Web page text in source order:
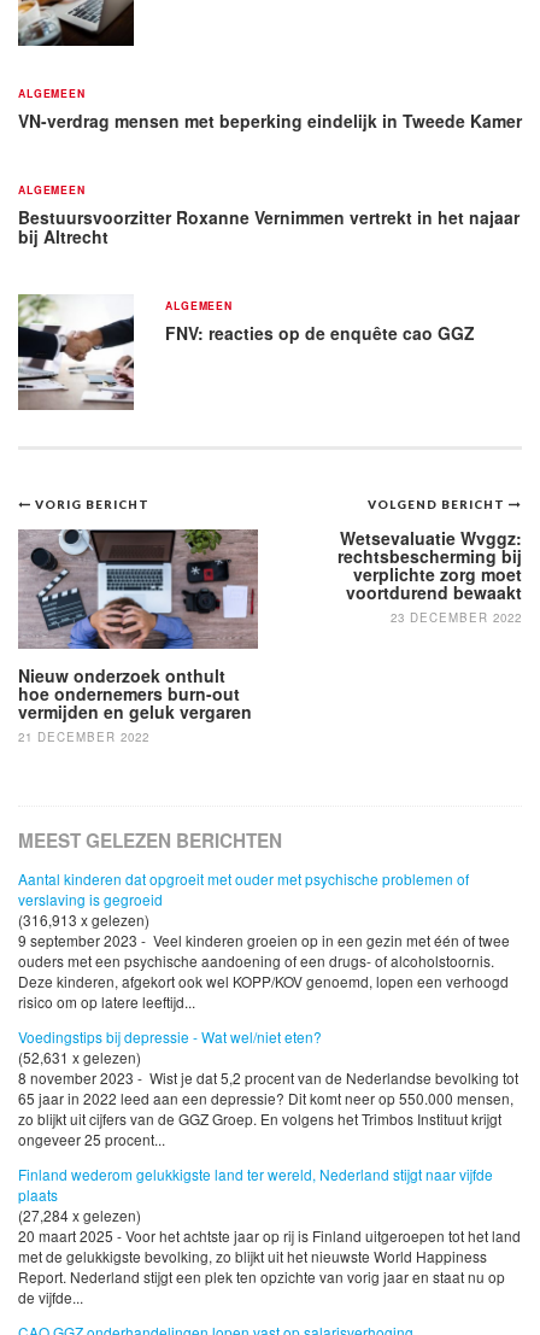
ALGEMEEN
VN-verdrag mensen met beperking eindelijk in Tweede Kamer
ALGEMEEN
Bestuursvoorzitter Roxanne Vernimmen vertrekt in het najaar
bij Altrecht
ALGEMEEN
FNV: reacties op de enquête cao GGZ
Bericht
navigatie
VOLGEND BERICHT
Wetsevaluatie Wvggz:
rechtsbescherming bij
verplichte zorg moet
voortdurend bewaakt
23 DECEMBER 2022
VORIG BERICHT
Nieuw onderzoek onthult
hoe ondernemers burn-out
vermijden en geluk vergaren
21 DECEMBER 2022
MEEST GELEZEN BERICHTEN
Aantal kinderen dat opgroeit met ouder met psychische problemen of
verslaving is gegroeid
(316,913 x gelezen)
9 september 2023 - Veel kinderen groeien op in een gezin met één of twee
ouders met een psychische aandoening of een drugs- of alcoholstoornis.
Deze kinderen, afgekort ook wel KOPP/KOV genoemd, lopen een verhoogd
risico om op latere leeftijd...
Voedingstips bij depressie - Wat wel/niet eten?
(52,631 x gelezen)
8 november 2023 - Wist je dat 5,2 procent van de Nederlandse bevolking tot
65 jaar in 2022 leed aan een depressie? Dit komt neer op 550.000 mensen,
zo blijkt uit cijfers van de GGZ Groep. En volgens het Trimbos Instituut krijgt
ongeveer 25 procent...
Finland wederom gelukkigste land ter wereld, Nederland stijgt naar vijfde
plaats
(27,284 x gelezen)
20 maart 2025 - Voor het achtste jaar op rij is Finland uitgeroepen tot het land
met de gelukkigste bevolking, zo blijkt uit het nieuwste World Happiness
Report. Nederland stijgt een plek ten opzichte van vorig jaar en staat nu op
de vijfde...